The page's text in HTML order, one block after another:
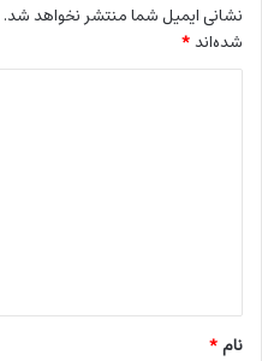
نشانی ایمیل شما منتشر نخواهد شد.
شده‌اند*
نام*